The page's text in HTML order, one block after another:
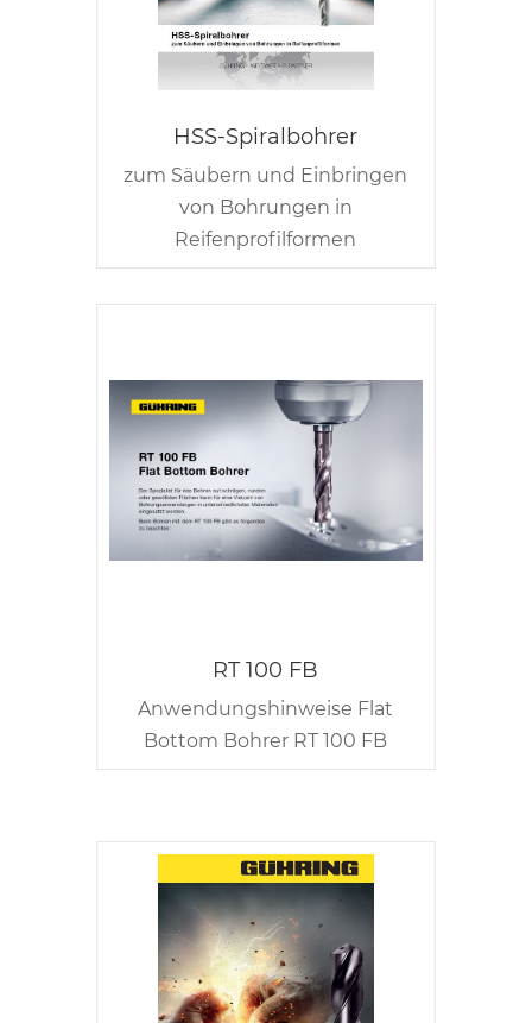
HSS-Spiralbohrer
zum Säubern und Einbringen
von Bohrungen in
Reifenprofilformen
RT 100 FB
Anwendungshinweise Flat
Bottom Bohrer RT 100 FB